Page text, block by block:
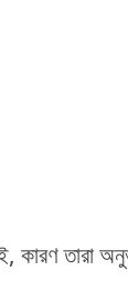
কারণ তারা